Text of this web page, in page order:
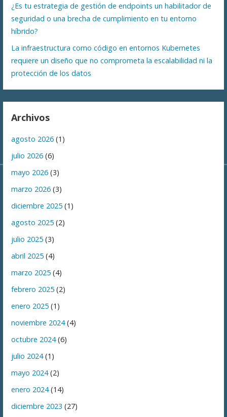
¿Es tu estrategia de gestión de endpoints un habilitador de
seguridad o una brecha de cumplimiento en tu entorno
híbrido?
La infraestructura como código en entornos Kubernetes
requiere un diseño que no comprometa la escalabilidad ni la
protección de los datos
Archivos
agosto 2026 (1)
julio 2026 (6)
mayo 2026 (3)
marzo 2026 (3)
diciembre 2025 (1)
agosto 2025 (2)
julio 2025 (3)
abril 2025 (4)
marzo 2025 (4)
febrero 2025 (2)
enero 2025 (1)
noviembre 2024(4)
octubre 2024(6)
julio 2024(1)
mayo 2024(2)
enero 2024(14)
diciembre 2023 (27)